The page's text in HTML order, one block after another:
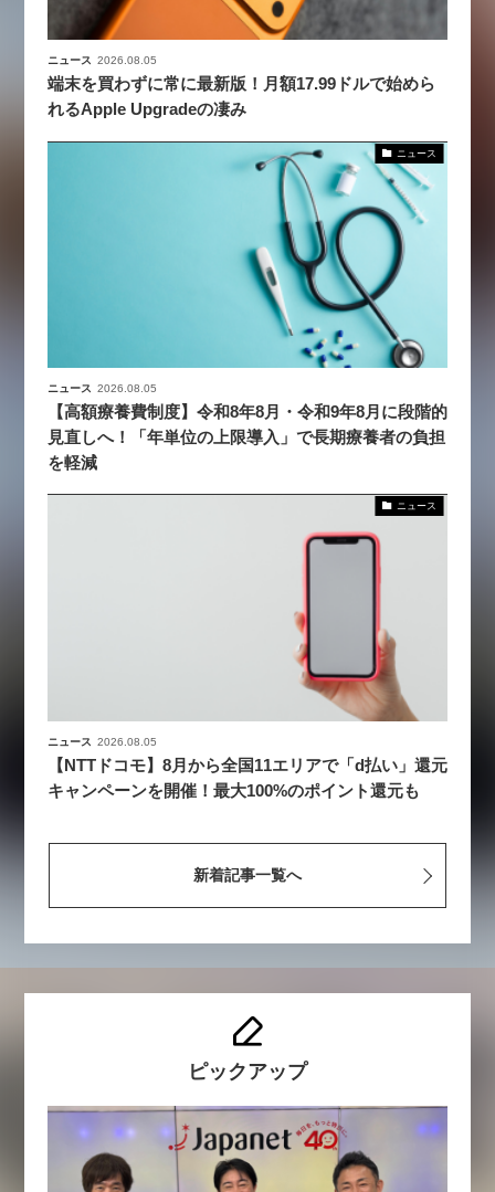
ニュース 2026.08.05
端末を買わずに常に最新版！月額17.99ドルで始めら
れるApple Upgradeの凄み
ニュース
ニュース 2026.08.05
【高額療養費制度】令和8年8月・令和9年8月に段階的
見直しへ！「年単位の上限導入」で長期療養者の負担
を軽減
ニュース
ニュース 2026.08.05
【NTTドコモ】8月から全国11エリアで「d払い」還元
キャンペーンを開催！最大100%のポイント還元も
新着記事一覧へ
ピックアップ